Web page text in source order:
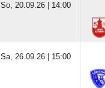
So, 20.09.26 | 14:00
Sa, 26.09.26 | 15:00